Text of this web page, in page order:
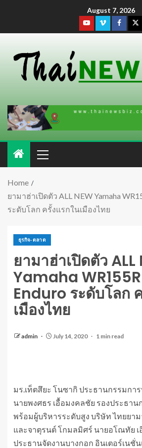
August 7, 2026
Home
ยามาฮ่าเปิดตัว ALL NEW Yamaha
ระดับโลก ครั้งแรกในเมืองไทย
ธุรกิจ-ตลาด
ยามาฮ่าเปิดตัว ALL
Yamaha
Enduro ระดับโลก
เมืองไทย
admin July 14, 2020 1 min read
มร.เท็ตสึยะ โนซากิ ประธานกรรมกา
นายพงศธร เอื้อมงคลชัย รองประธาน
พร้อมผู้บริหารระดับสูง บริษัท ไทยยา
และจาตุรนต์ โกมลมิศร์ นายอโณทัย เ
ประธานจัดงานบางกอก อินเตอร์เนชั่